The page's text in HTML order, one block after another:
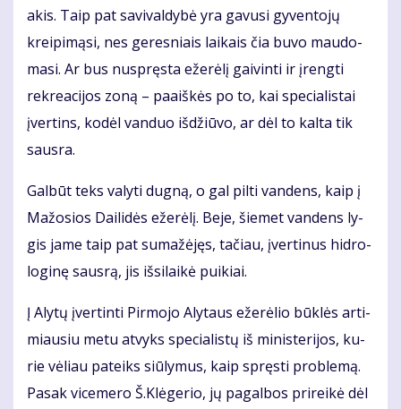
akis. Taip pat sa­vi­val­dy­bė yra ga­vu­si gy­ven­to­jų
krei­pi­mą­si, nes ge­res­niais lai­kais čia bu­vo mau­do­
ma­si. Ar bus nu­spręs­ta eže­rė­lį gai­vin­ti ir įreng­ti
rek­re­a­ci­jos zo­ną – pa­aiš­kės po to, kai spe­cia­lis­tai
įver­tins, ko­dėl van­duo iš­džiū­vo, ar dėl to kal­ta tik
saus­ra.
Gal­būt teks va­ly­ti dug­ną, o gal pil­ti van­dens, kaip į
Ma­žo­sios Dai­li­dės eže­rė­lį. Be­je, šie­met van­dens ly­
gis ja­me taip pat su­ma­žė­jęs, ta­čiau, įver­ti­nus hid­ro­
lo­gi­nę saus­rą, jis iš­si­lai­kė pui­kiai.
Į Aly­tų įver­tin­ti Pir­mo­jo Aly­taus eže­rė­lio būk­lės ar­ti­
miau­siu me­tu at­vyks spe­cia­lis­tų iš mi­nis­te­ri­jos, ku­
rie vė­liau pa­teiks siū­ly­mus, kaip spręs­ti pro­ble­mą.
Pa­sak vi­ce­me­ro Š.Klė­ge­rio, jų pa­gal­bos pri­rei­kė dėl